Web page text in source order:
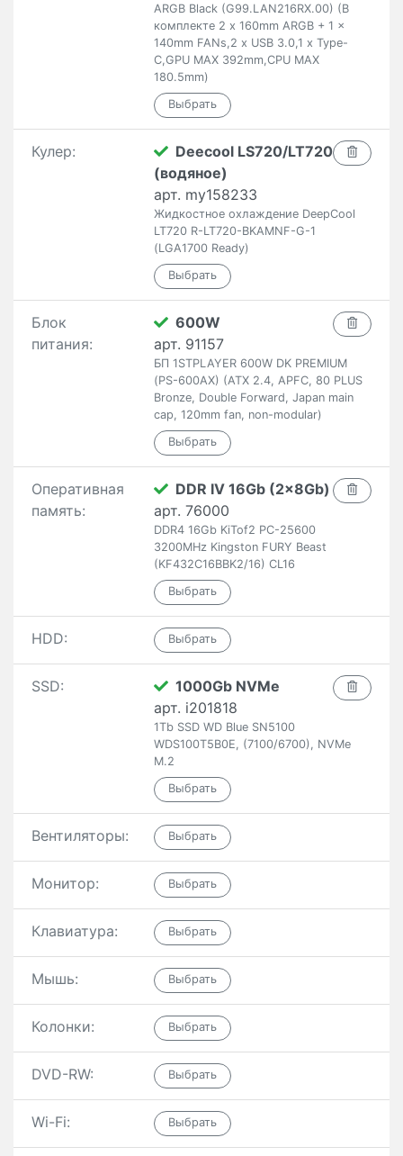
ARGB Black (G99.LAN216RX.00) (В
комплекте 2 x 160mm ARGB + 1 x
140mm FANs,2 x USB 3.0,1 x Type-
C,GPU MAX 392mm,CPU MAX
180.5mm)
Кулер:
Deecool LS720/LT720
(водяное)
арт. my158233
Жидкостное охлаждение DeepCool
LT720 R-LT720-BKAMNF-G-1
(LGA1700 Ready)
Блок
питания:
600W
арт. 91157
БП 1STPLAYER 600W DK PREMIUM
(PS-600AX) (ATX 2.4, APFC, 80 PLUS
Bronze, Double Forward, Japan main
cap, 120mm fan, non-modular)
Оперативная
память:
DDR IV 16Gb (2x8Gb)
арт. 76000
DDR4 16Gb KiTof2 PC-25600
3200MHz Kingston FURY Beast
(KF432C16BBK2/16) CL16
HDD:
SSD:
1000Gb NVMe
арт. i201818
1Tb SSD WD Blue SN5100
WDS100T5B0E, (7100/6700), NVMe
M.2
Вентиляторы:
Монитор:
Клавиатура:
Мышь:
Колонки:
DVD-RW:
Wi-Fi: